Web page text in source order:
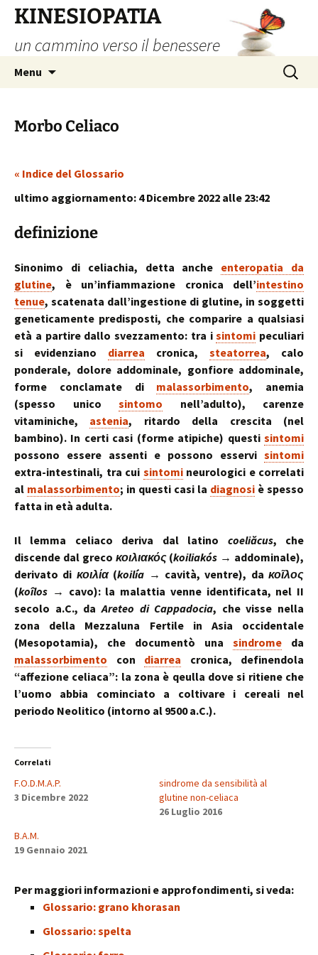
contenuto
KINESIOPATIA
un cammino verso il benessere
Menu
Ricerca
per:
Morbo Celiaco
« Indice del Glossario
ultimo aggiornamento: 4 Dicembre 2022 alle 23:42
definizione
Sinonimo di celiachia, detta anche enteropatia da
glutine, è un’infiammazione cronica dell’intestino
tenue, scatenata dall’ingestione di glutine, in soggetti
geneticamente predisposti, che comparire a qualsiasi
età a partire dallo svezzamento: tra isintomi peculiari
si evidenziano diarrea cronica, steatorrea, calo
ponderale, dolore addominale, gonfiore addominale,
forme conclamate di malassorbimento, anemia
(spesso unico sintomo nell’adulto), carenze
vitaminiche, astenia, ritardo della crescita (nel
bambino). In certi casi (forme atipiche) questi sintomi
possono essere assenti e possono esservi sintomi
extra-intestinali, tra cui sintomineurologici e correlati
al malassorbimento; in questi casi la diagnosi è spesso
fatta in età adulta.
Il lemma celiaco deriva dal latino coeliăcus, che
discende dal greco κοιλιακός(koiliakós → addominale),
derivato di κοιλία(koilía → cavità, ventre), da κοῖλος
(koîlos → cavo): la malattia venne identificata, nel II
secolo a.C., daAreteo di Cappadocia, che visse nella
zona della Mezzaluna Fertile in Asia occidentale
(Mesopotamia), che documentò una sindrome da
malassorbimento con diarrea cronica, definendola
“affezione celiaca”: la zona è qeulla dove si ritiene che
l’uomo abbia cominciato a coltivare i cereali nel
periodo Neolitico (intorno al 9500 a.C.).
Correlati
F.O.D.M.A.P.
3 Dicembre 2022
sindrome da sensibilità al
glutine non-celiaca
26 Luglio 2016
B.A.M.
19 Gennaio 2021
Per maggiori informazioni e approfondimenti, si veda:
Glossario: grano khorasan
Glossario: spelta